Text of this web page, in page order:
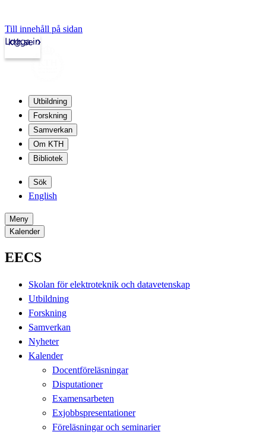
Till innehåll på sidan
kth.se
Logga in
Utbildning
Forskning
Samverkan
Om KTH
Bibliotek
Sök
English
Meny
Kalender
EECS
Skolan för elektroteknik och datavetenskap
Utbildning
Forskning
Samverkan
Nyheter
Kalender
Docentföreläsningar
Disputationer
Examensarbeten
Exjobbspresentationer
Föreläsningar och seminarier